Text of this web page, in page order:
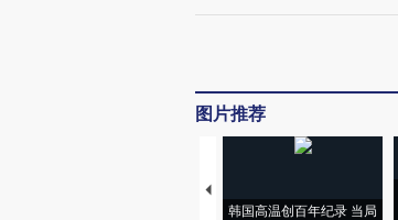
图片推荐
韩国高温创百年纪录 当局